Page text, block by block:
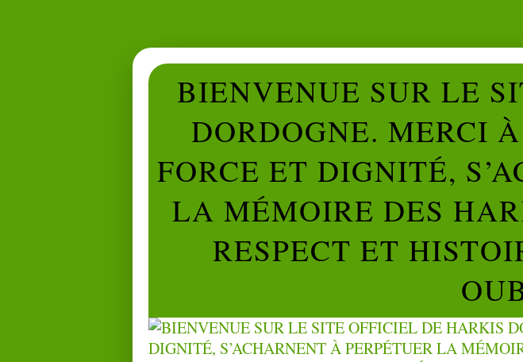
BIENVENUE SUR LE
DORDOGNE. MERCI
FORCE ET DIGNITÉ,
LA MÉMOIRE DES
RESPECT ET